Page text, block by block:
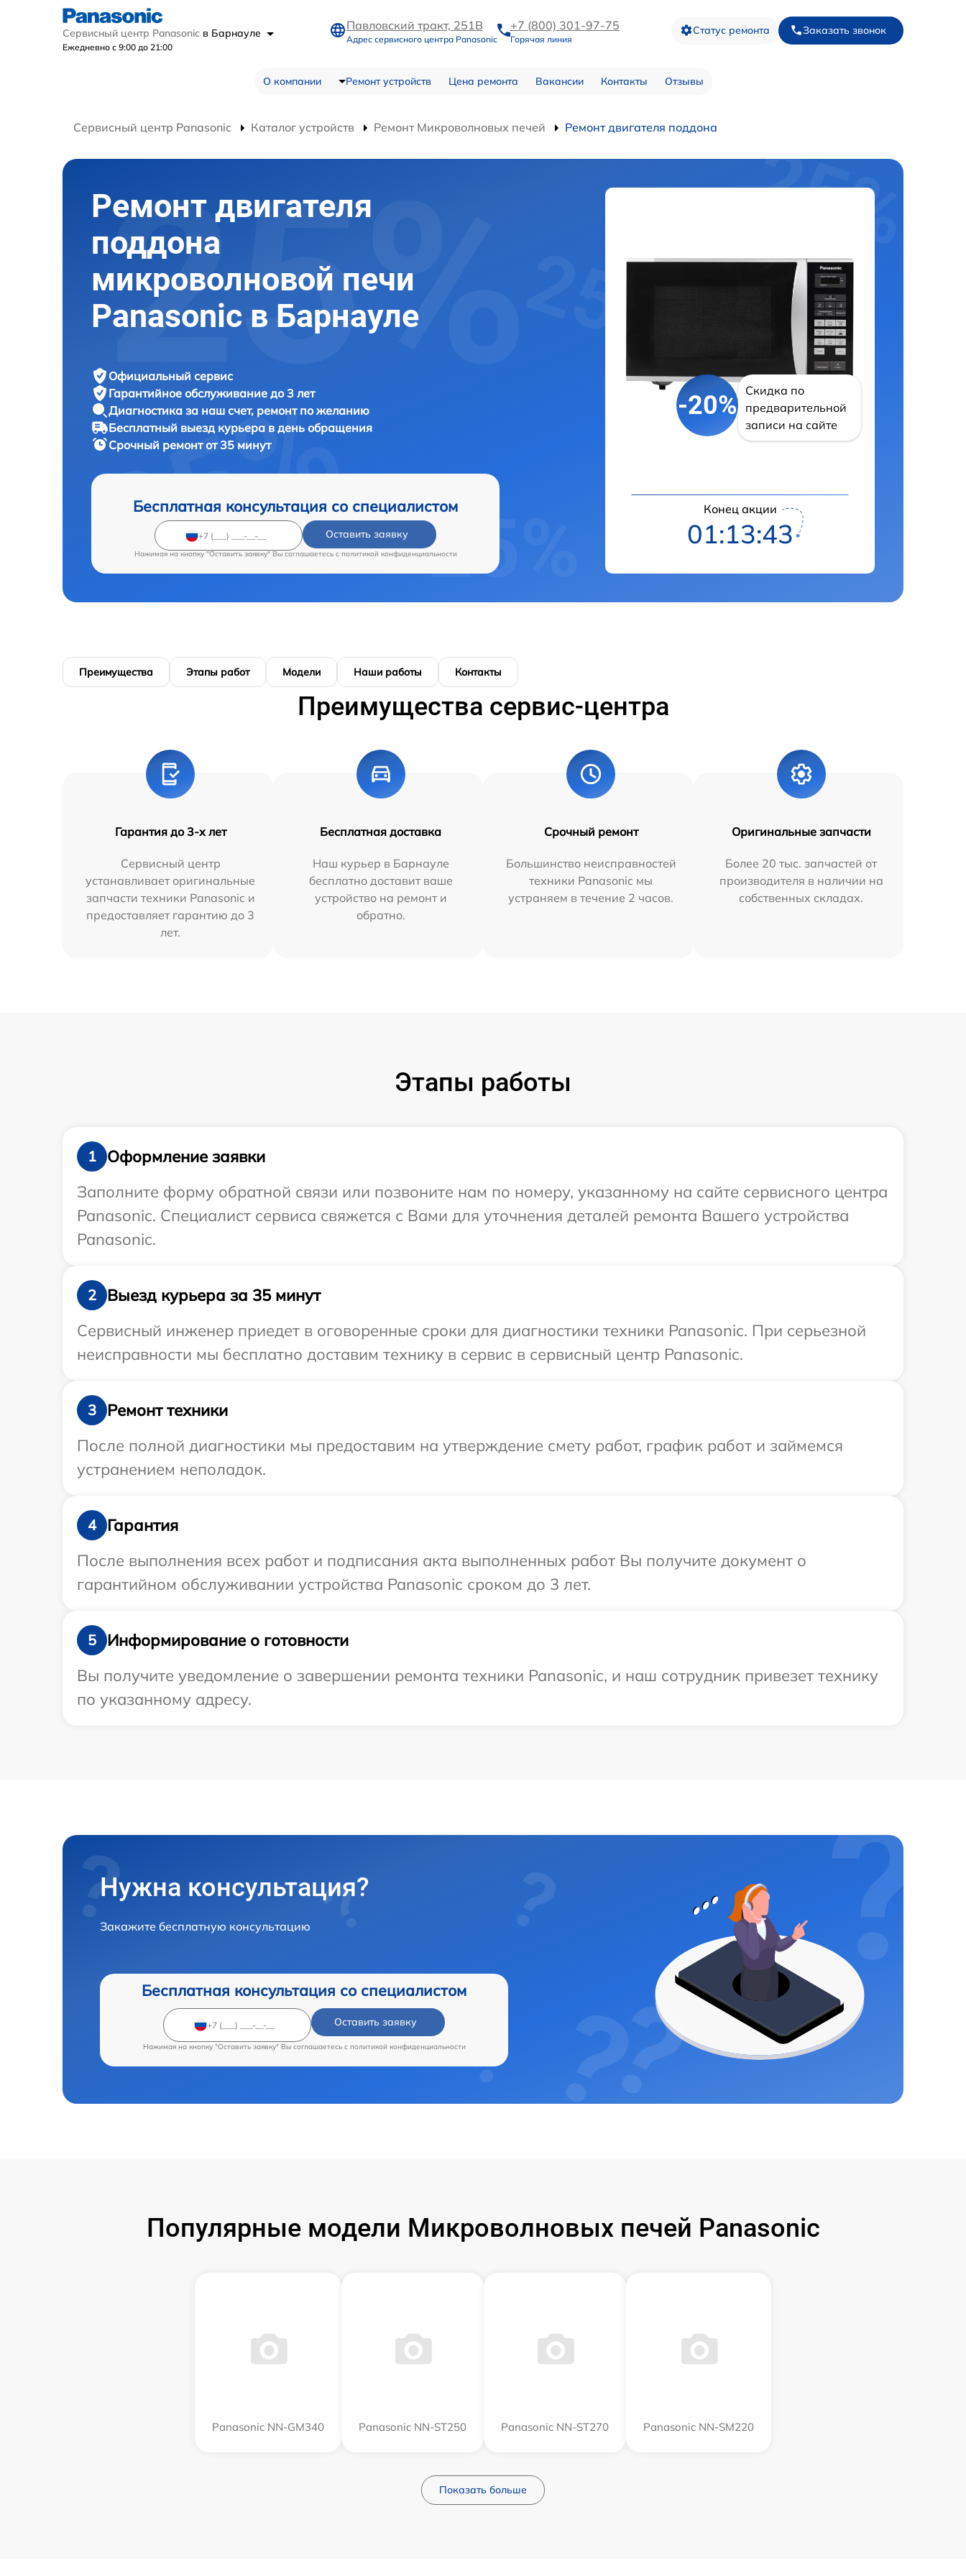
Сервисный центр Panasonic в Барнауле
Ежедневно с 9:00 до 21:00
Павловский тракт, 251В
Адрес сервисного центра Panasonic
+7 (800) 301-97-75
Горячая линия
Статус ремонта Заказать звонок
О компании Ремонт устройств Цена ремонта Вакансии Контакты Отзывы
Сервисный центр Panasonic Каталог устройств Ремонт Микроволновых печей Ремонт двигателя поддона
Ремонт двигателя
поддона
микроволновой печи
Panasonic в Барнауле
Официальный сервис
Гарантийное обслуживание до 3 лет
Диагностика за наш счет, ремонт по желанию
Бесплатный выезд курьера в день обращения
Срочный ремонтот 35 минут
Бесплатная консультация со специалистом
Оставить заявку
Нажимая на кнопку "Оставить заявку" Вы соглашаетесь c политикой конфиденциальности
-20%
Скидка по
предварительной
записи на сайте
Конец акции
01:13:42
Преимущества Этапы работ Модели Наши работы Контакты
Преимущества сервис-центра
Гарантия до 3-х лет
Сервисный центр
устанавливает оригинальные
запчасти техники Panasonic и
предоставляет гарантию до 3
лет.
Бесплатная доставка
Наш курьер в Барнауле
бесплатно доставит ваше
устройство на ремонт и
обратно.
Срочный ремонт
Большинство неисправностей
техники Panasonic мы
устраняем в течение 2 часов.
Оригинальные запчасти
Более 20 тыс. запчастей от
производителя в наличии на
собственных складах.
Этапы работы
1
Оформление заявки
Заполните форму обратной связи или позвоните нам по номеру, указанному на сайте сервисного центра
Panasonic. Специалист сервиса свяжется с Вами для уточнения деталей ремонта Вашего устройства
Panasonic.
2
Выезд курьера за 35 минут
Сервисный инженер приедет в оговоренные сроки для диагностики техники Panasonic. При серьезной
неисправности мы бесплатно доставим технику в сервис в сервисный центр Panasonic.
3
Ремонт техники
После полной диагностики мы предоставим на утверждение смету работ, график работ и займемся
устранением неполадок.
4
Гарантия
После выполнения всех работ и подписания акта выполненных работ Вы получите документ о
гарантийном обслуживании устройства Panasonic сроком до 3 лет.
5
Информирование о готовности
Вы получите уведомление о завершении ремонта техники Panasonic, и наш сотрудник привезет технику
по указанному адресу.
Нужна консультация?
Закажите бесплатную консультацию
Бесплатная консультация со специалистом
Оставить заявку
Нажимая на кнопку "Оставить заявку" Вы соглашаетесь c политикой конфиденциальности
Популярные модели Микроволновых печей Panasonic
Panasonic NN-GM340 Panasonic NN-ST250 Panasonic NN-ST270 Panasonic NN-SM220
Показать больше